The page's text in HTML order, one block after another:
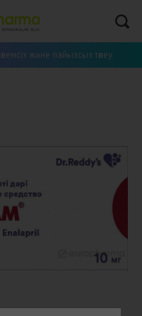
және пайызсыз төлеу